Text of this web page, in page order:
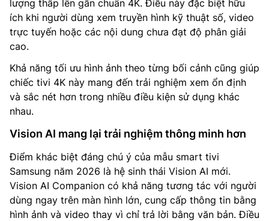
lượng thấp lên gần chuẩn 4K. Điều này đặc biệt hữu
ích khi người dùng xem truyền hình kỹ thuật số, video
trực tuyến hoặc các nội dung chưa đạt độ phân giải
cao.
Khả năng tối ưu hình ảnh theo từng bối cảnh cũng giúp
chiếc tivi 4K này mang đến trải nghiệm xem ổn định
và sắc nét hơn trong nhiều điều kiện sử dụng khác
nhau.
Vision AI mang lại trải nghiệm thông minh hơn
Điểm khác biệt đáng chú ý của mẫu smart tivi
Samsung năm 2026 là hệ sinh thái Vision AI mới.
Vision AI Companion có khả năng tương tác với người
dùng ngay trên màn hình lớn, cung cấp thông tin bằng
hình ảnh và video thay vì chỉ trả lời bằng văn bản. Điều